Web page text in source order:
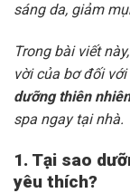
sáng da, giảm
Trong bài viết
vời của bơ đối
dưỡng thiên
spa ngay tại nhà.
1. Tại sao
yêu thích?